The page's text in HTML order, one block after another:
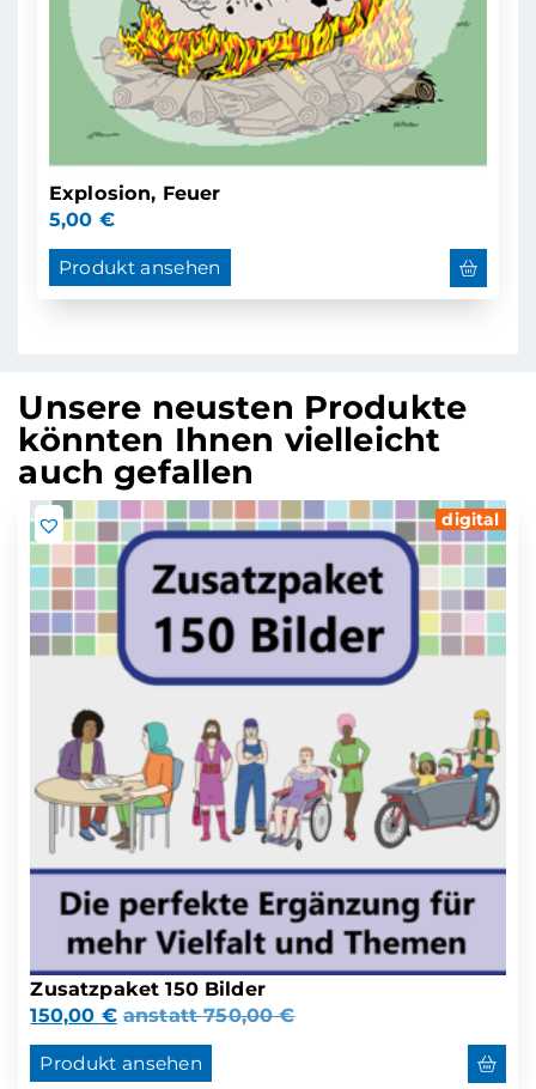
Explosion, Feuer
5,00 €
Produkt ansehen
Unsere neusten Produkte
könnten Ihnen vielleicht
auch gefallen
digital
Zusatzpaket 150 Bilder
150,00 € anstatt750,00€
Produkt ansehen